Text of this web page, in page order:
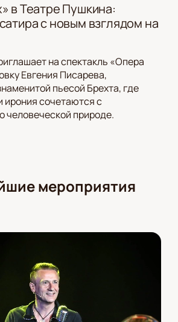
в Театре Пушкина:
с новым взглядом на
на спектакль «Опера
Евгения Писарева,
пьесой Брехта, где
ирония сочетаются с
человеческой природе.
мероприятия